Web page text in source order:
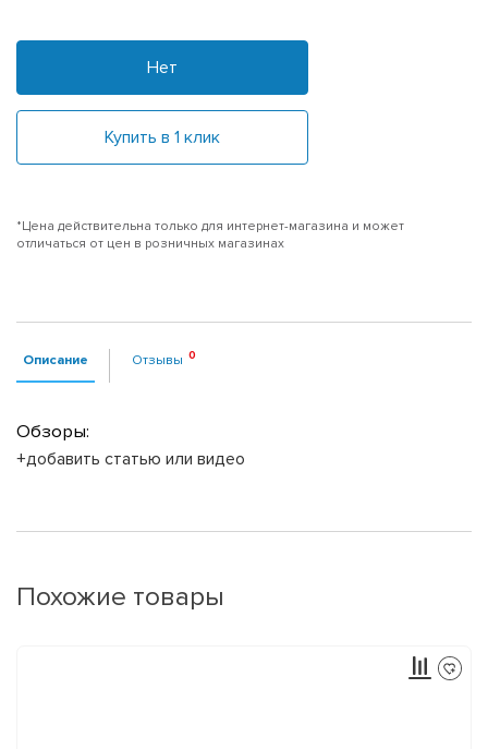
Нет
Купить в 1 клик
*Цена действительна только для интернет-магазина и может
отличаться от цен в розничных магазинах
Описание Отзывы
Обзоры:
+добавить статью или видео
Похожие товары